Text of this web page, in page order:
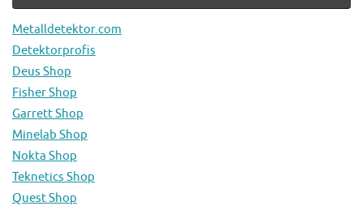
Metalldetektor.com
Detektorprofis
Deus Shop
Fisher Shop
Garrett Shop
Minelab Shop
Nokta Shop
Teknetics Shop
Quest Shop